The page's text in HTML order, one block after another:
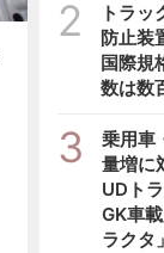
2
トラッ
防止装
国際規
数は数
3
乗用車
量増に
UDト
GK車
ラクタ